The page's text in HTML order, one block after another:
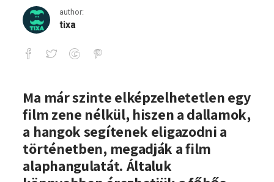
author:
tixa
Idén is Némafilmhez filmzenét!
Ma már szinte elképzelhetetlen egy
film zene nélkül, hiszen a dallamok,
a hangok segítenek eligazodni a
történetben, megadják a film
alaphangulatát. Általuk